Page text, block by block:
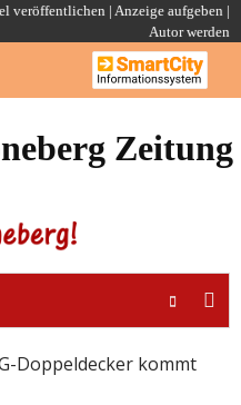
veröffentlichen | Anzeige aufgeben |
Autor werden
Zeitung
Doppeldecker kommt